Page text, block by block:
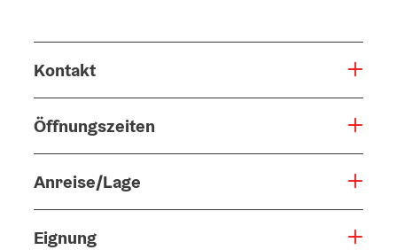
Kontakt
Öffnungszeiten
Anreise/Lage
Eignung